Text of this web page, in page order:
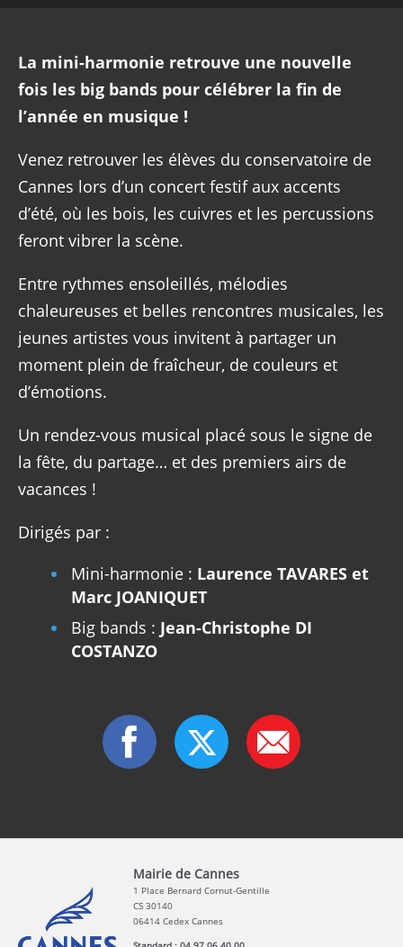
La mini-harmonie retrouve une nouvelle
fois les big bands pour célébrer la fin de
l’année en musique !
Venez retrouver les élèves du conservatoire de
Cannes lors d’un concert festif aux accents
d’été, où les bois, les cuivres et les percussions
feront vibrer la scène.
Entre rythmes ensoleillés, mélodies
chaleureuses et belles rencontres musicales, les
jeunes artistes vous invitent à partager un
moment plein de fraîcheur, de couleurs et
d’émotions.
Un rendez-vous musical placé sous le signe de
la fête, du partage… et des premiers airs de
vacances !
Dirigés par :
Mini-harmonie : Laurence TAVARES et
Marc JOANIQUET
Big bands : Jean-Christophe DI
COSTANZO
Mairie de Cannes
1 Place Bernard Cornut-Gentille
CS 30140
06414 Cedex Cannes